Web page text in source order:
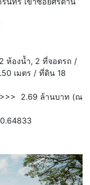
ห้องน้ำ, 2 ที่จอดรถ /
เมตร / ที่ดิน 18
>>> 2.69 ล้านบาท (ณ